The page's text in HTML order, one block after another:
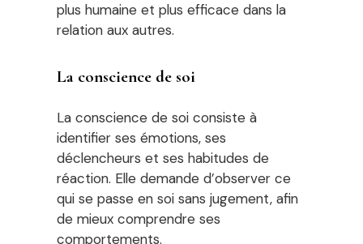
plus humaine et plus efficace dans la
relation aux autres.
La conscience de soi
La conscience de soi consiste à
identifier ses émotions, ses
déclencheurs et ses habitudes de
réaction. Elle demande d’observer ce
qui se passe en soi sans jugement, afin
de mieux comprendre ses
comportements.